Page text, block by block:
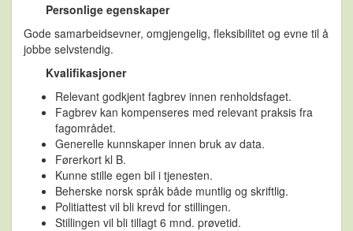
Personlige egenskaper
Gode samarbeidsevner, omgjengelig, fleksibilitet og evne til å
jobbe selvstendig.
Kvalifikasjoner
Relevant godkjent fagbrev innen renholdsfaget.
Fagbrev kan kompenseres med relevant praksis fra
fagområdet.
Generelle kunnskaper innen bruk av data.
Førerkort kl B.
Kunne stille egen bil i tjenesten.
Beherske norsk språk både muntlig og skriftlig.
Politiattest vil bli krevd for stillingen.
Stillingen vil bli tillagt 6 mnd. prøvetid.